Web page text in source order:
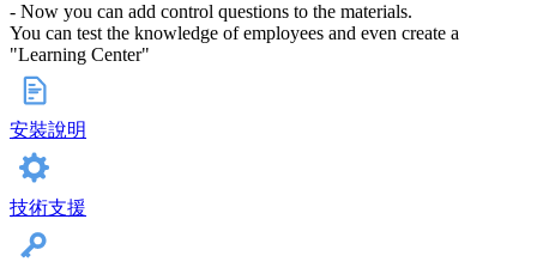
- Now you can add control questions to the materials.
You can test the knowledge of employees and even create a
"Learning Center"
安裝說明
技術支援